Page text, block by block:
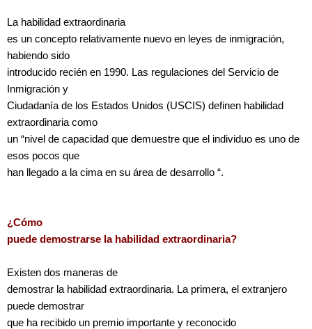
La habilidad extraordinaria
es un concepto relativamente nuevo en leyes de inmigración,
habiendo sido
introducido recién en 1990. Las regulaciones del Servicio de
Inmigración y
Ciudadanía de los Estados Unidos (USCIS) definen habilidad
extraordinaria como
un “nivel de capacidad que demuestre que el individuo es uno de
esos pocos que
han llegado a la cima en su área de desarrollo “.
¿Cómo
puede demostrarse la habilidad extraordinaria?
Existen dos maneras de
demostrar la habilidad extraordinaria. La primera, el extranjero
puede demostrar
que ha recibido un premio importante y reconocido